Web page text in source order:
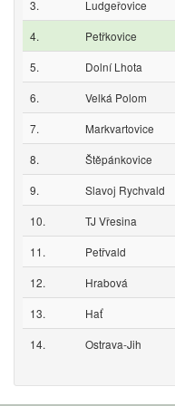
3. Ludgeřovice
4.
Petřkovice
5.
Dolní Lhota
6.
Velká Polom
7.
Markvartovice
8.
Štěpánkovice
9.
Slavoj Rychvald
10.
TJ Vřesina
11.
Petřvald
12.
Hrabová
13.
Hať
14.
Ostrava-Jih